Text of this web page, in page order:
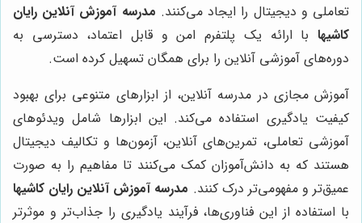
تعاملی و دیجیتال را ایجاد می‌کنند. مدرسه آموزش آنلاین رایان
کاشیها با ارائه یک پلتفرم امن و قابل اعتماد، دسترسی به
دوره‌های آموزشی آنلاین را برای همگان تسهیل کرده است.
آموزش مجازی در مدرسه آنلاین، از ابزارهای متنوعی برای بهبود
کیفیت یادگیری استفاده می‌کند. این ابزارها شامل ویدئوهای
آموزشی تعاملی، تمرین‌های آنلاین، آزمون‌ها و تکالیف دیجیتال
هستند که به دانش‌آموزان کمک می‌کنند تا مفاهیم را به صورت
عمیق‌تر و مفهومی‌تر درک کنند. مدرسه آموزش آنلاین رایان کاشیها
با استفاده از این فناوری‌ها، فرآیند یادگیری را جذاب‌تر و موثرتر